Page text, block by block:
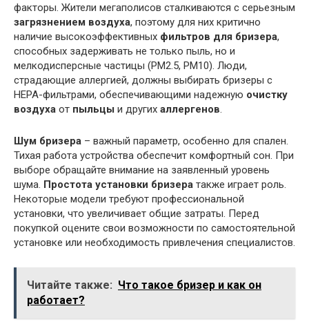
факторы. Жители мегаполисов сталкиваются с серьезным
загрязнением воздуха, поэтому для них критично
наличие высокоэффективных фильтров для бризера,
способных задерживать не только пыль, но и
мелкодисперсные частицы (PM2.5, PM10). Люди,
страдающие аллергией, должны выбирать бризеры с
HEPA-фильтрами, обеспечивающими надежную очистку
воздуха от пыльцы и других аллергенов
Шум бризера – важный параметр, особенно для спален.
Тихая работа устройства обеспечит комфортный сон. При
выборе обращайте внимание на заявленный уровень
шума. Простота установки бризера также играет роль.
Некоторые модели требуют профессиональной
установки, что увеличивает общие затраты. Перед
покупкой оцените свои возможности по самостоятельной
установке или необходимость привлечения специалистов.
Читайте также: Что такое бризер и как он
работает?